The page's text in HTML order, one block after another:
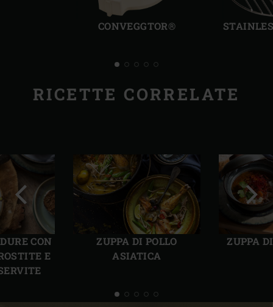
CONVEGGTOR®
RICETTE CORRELATE
CON
E
ZUPPA DI POLLO
ASIATICA
ZUPPA
Precedente